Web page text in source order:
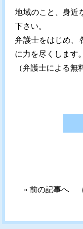
地域のこと、身近
下さい。
弁護士をはじめ、
に力を尽くします。
（弁護士による無
«前の記事へ